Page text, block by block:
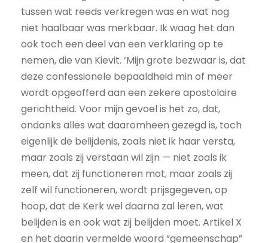
tussen wat reeds verkregen was en wat nog
niet haalbaar was merkbaar. Ik waag het dan
ook toch een deel van een verklaring op te
nemen, die van Kievit. ‘Mijn grote bezwaar is, dat
deze confessionele bepaaldheid min of meer
wordt opgeofferd aan een zekere apostolaire
gerichtheid. Voor mijn gevoel is het zo, dat,
ondanks alles wat daaromheen gezegd is, toch
eigenlijk de belijdenis, zoals niet ik haar versta,
maar zoals zij verstaan wil zijn — niet zoals ik
meen, dat zij functioneren mot, maar zoals zij
zelf wil functioneren, wordt prijsgegeven, op
hoop, dat de Kerk wel daarna zal leren, wat
belijden is en ook wat zij belijden moet. Artikel X
en het daarin vermelde woord “gemeenschap”